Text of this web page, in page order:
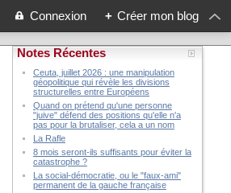
Connexion + Créer mon blog
Notes Récentes
Ceuta, juillet 2026 : une manipulation
géopolitique qui révèle les divisions
structurelles entre Européens
Quand on prétend qu'une personne
"juive" défend des positions qu'elle n'a
pas pour la brutaliser, cela a un nom
La Rafle
8 mois seront-ils suffisants pour éviter la
catastrophe ?
La social-démocratie, ou le "faux-ami"
permanent de la gauche française